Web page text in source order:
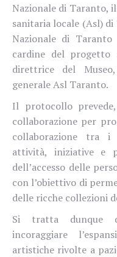
Nazionale di Taranto,
sanitaria locale (Asl)
Nazionale di
cardine del progetto
direttrice del
generale Asl Taranto.
Il protocollo
collaborazione per
collaborazione tra i
attività, iniziative e
dell’accesso delle
con l’obiettivo di
delle ricche collezioni
Si tratta dunque
incoraggiare
artistiche rivolte a